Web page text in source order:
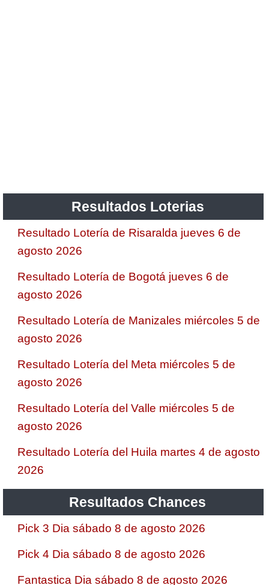
Resultados Loterias
Resultado Lotería de Risaralda jueves 6 de
agosto 2026
Resultado Lotería de Bogotá jueves 6 de
agosto 2026
Resultado Lotería de Manizales miércoles 5 de
agosto 2026
Resultado Lotería del Meta miércoles 5 de
agosto 2026
Resultado Lotería del Valle miércoles 5 de
agosto 2026
Resultado Lotería del Huila martes 4 de agosto
2026
Resultados Chances
Pick 3 Dia sábado 8 de agosto 2026
Pick 4 Dia sábado 8 de agosto 2026
Fantastica Dia sábado 8 de agosto 2026